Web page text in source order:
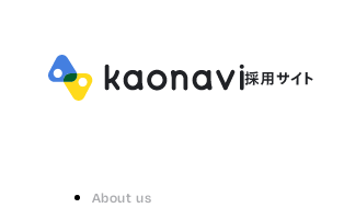
About us